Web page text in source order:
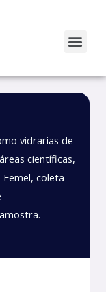
vidrarias de
científicas,
coleta